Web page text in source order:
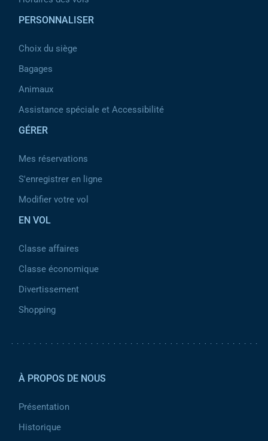
PERSONNALISER
Choix du siège
Bagages
Animaux
Assistance spéciale et Accessibilité
GÉRER
Mes réservations
S'enregistrer en ligne
Modifier votre vol
EN VOL
Classe affaires
Classe économique
Divertissement
Shopping
À PROPOS DE NOUS
Présentation
Historique